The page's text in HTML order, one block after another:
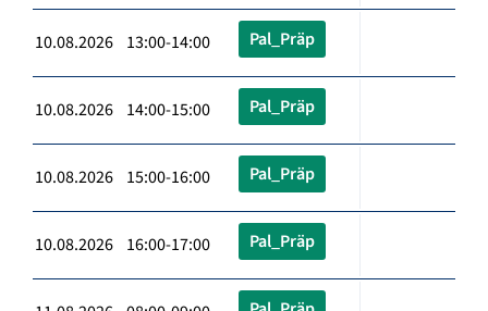
10.08.2026 13:00-14:00 Pal_Präp
10.08.2026 14:00-15:00 Pal_Präp
10.08.2026 15:00-16:00 Pal_Präp
10.08.2026 16:00-17:00 Pal_Präp